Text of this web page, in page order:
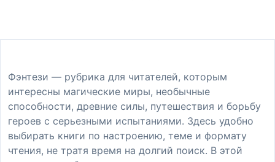
Фэнтези — рубрика для читателей, которым
интересны магические миры, необычные
способности, древние силы, путешествия и борьбу
героев с серьезными испытаниями. Здесь удобно
выбирать книги по настроению, теме и формату
чтения, не тратя время на долгий поиск. В этой